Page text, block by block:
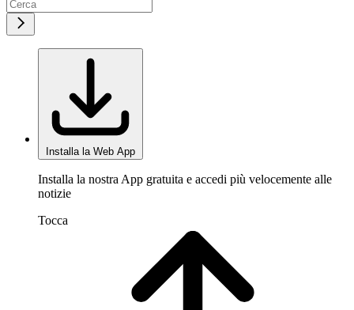
Installa la Web App
Installa la nostra App gratuita e accedi più velocemente alle
notizie
Tocca